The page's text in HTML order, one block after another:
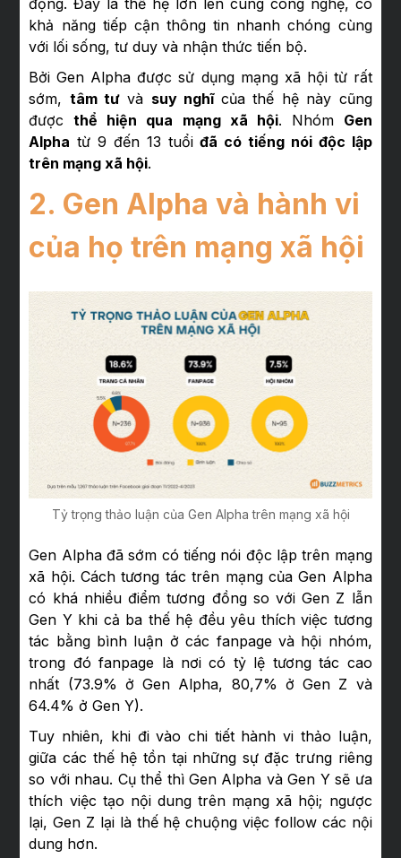
khả năng tiếp cận thông tin nhanh chóng cùng
với lối sống, tư duy và nhận thức tiến bộ.
Bởi Gen Alpha được sử dụng mạng xã hội từ rất
sớm, tâm tư và suy nghĩ của thế hệ này cũng
đượcthể hiện qua mạng xã hội. Nhóm Gen
Alpha từ 9 đến 13 tuổiđã có tiếng nói độc lập
trên mạng xã hội.
2. Gen Alpha và hành vi
của họ trên mạng xã hội
Tỷ trọng thảo luận của Gen Alpha trên mạng xã hội
Gen Alpha đã sớm có tiếng nói độc lập trên mạng
xã hội. Cách tương tác trên mạng của Gen Alpha
có khá nhiều điểm tương đồng so với Gen Z lẫn
Gen Y khi cả ba thế hệ đều yêu thích việc tương
tác bằng bình luận ở các fanpage và hội nhóm,
trong đó fanpage là nơi có tỷ lệ tương tác cao
nhất (73.9% ở Gen Alpha, 80,7% ở Gen Z và
64.4% ở Gen Y).
Tuy nhiên, khi đi vào chi tiết hành vi thảo luận,
giữa các thế hệ tồn tại những sự đặc trưng riêng
so với nhau. Cụ thể thì Gen Alpha và Gen Y sẽ ưa
thích việc tạo nội dung trên mạng xã hội; ngược
lại, Gen Z lại là thế hệ chuộng việc follow các nội
dung hơn.